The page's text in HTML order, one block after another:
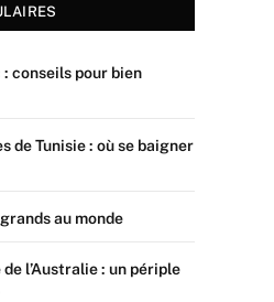
conseils pour bien
de Tunisie : où se baigner
au monde
l’Australie : un périple